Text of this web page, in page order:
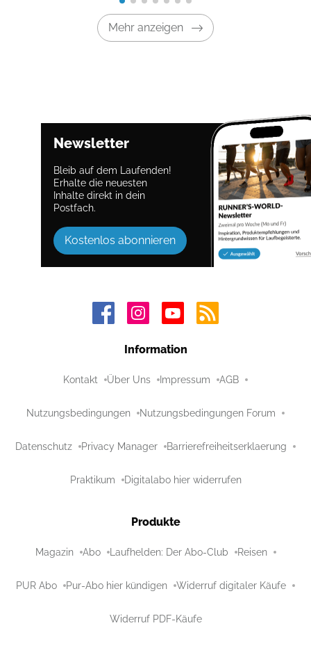
Mehr anzeigen
Newsletter
Bleib auf dem Laufenden!
Erhalte die neuesten
Inhalte direkt in dein
Postfach.
Kostenlos abonnieren
Information
Kontakt Über Uns Impressum AGB
Nutzungsbedingungen Nutzungsbedingungen Forum
Datenschutz Privacy Manager Barrierefreiheitserklaerung
Praktikum Digitalabo hier widerrufen
Produkte
Magazin Abo Laufhelden: Der Abo-Club Reisen
PUR Abo Pur-Abo hier kündigen Widerruf digitaler Käufe
Widerruf PDF-Käufe